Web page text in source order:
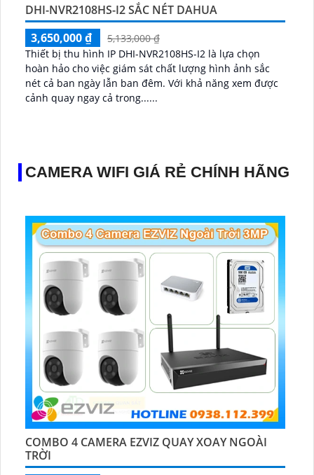
DHI-NVR2108HS-I2 SẮC NÉT DAHUA
3,650,000 ₫
5,133,000 ₫
Thiết bị thu hình IP DHI-NVR2108HS-I2 là lựa chọn
hoàn hảo cho việc giám sát chất lượng hình ảnh sắc
nét cả ban ngày lẫn ban đêm. Với khả năng xem được
cảnh quay ngay cả trong......
CAMERA WIFI GIÁ RẺ CHÍNH HÃNG
COMBO 4 CAMERA EZVIZ QUAY XOAY NGOÀI
TRỜI